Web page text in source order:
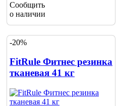
Сообщить
о наличии
-20%
FitRule Фитнес резинка
тканевая 41 кг